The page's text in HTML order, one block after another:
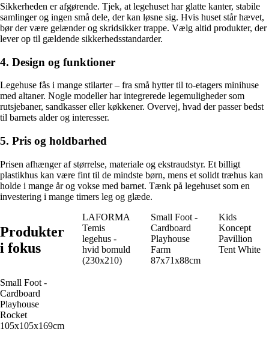
Sikkerheden er afgørende. Tjek, at legehuset har glatte kanter, stabile
samlinger og ingen små dele, der kan løsne sig. Hvis huset står hævet,
bør der være gelænder og skridsikker trappe. Vælg altid produkter, der
lever op til gældende sikkerhedsstandarder.
4. Design og funktioner
Legehuse fås i mange stilarter – fra små hytter til to-etagers minihuse
med altaner. Nogle modeller har integrerede legemuligheder som
rutsjebaner, sandkasser eller køkkener. Overvej, hvad der passer bedst
til barnets alder og interesser.
5. Pris og holdbarhed
Prisen afhænger af størrelse, materiale og ekstraudstyr. Et billigt
plastikhus kan være fint til de mindste børn, mens et solidt træhus kan
holde i mange år og vokse med barnet. Tænk på legehuset som en
investering i mange timers leg og glæde.
Produkter
i fokus
LAFORMA
Temis
legehus -
hvid bomuld
(230x210)
Small Foot -
Cardboard
Playhouse
Farm
87x71x88cm
Kids
Koncept
Pavillion
Tent White
Small Foot -
Cardboard
Playhouse
Rocket
105x105x169cm